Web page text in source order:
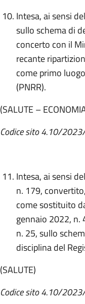
Intesa, ai sensi
sullo schema di
concerto con il
recante
come primo
(PNRR).
(SALUTE –
Codice sito4.10/
Intesa, ai sensi
n. 179,
come sostituito
gennaio 2022, n.
n. 25, sullo
disciplina del
(SALUTE)
Codice sito 4.10/